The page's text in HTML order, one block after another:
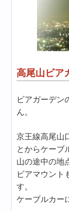
高尾山ビア
ビアガーデン
ん。
京王線高尾山
とからケーブ
山の途中の地
ビアマウント
す。
ケーブルカー